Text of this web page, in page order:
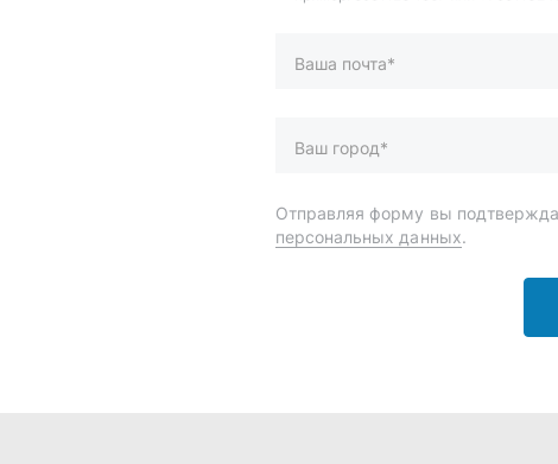
Доставка и оплата